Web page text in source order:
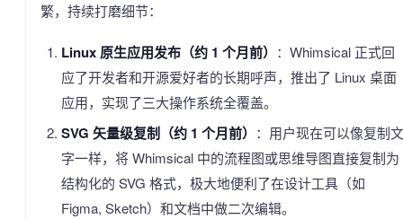
繁，持续打磨细节：
Linux 原生应用发布（约 1 个月前） ：Whimsical 正式回
应了开发者和开源爱好者的长期呼声，推出了 Linux 桌面
应用，实现了三大操作系统全覆盖。
SVG 矢量级复制（约 1 个月前） ：用户现在可以像复制文
字一样，将 Whimsical 中的流程图或思维导图直接复制为
结构化的 SVG 格式，极大地便利了在设计工具（如
Figma, Sketch）和文档中做二次编辑。